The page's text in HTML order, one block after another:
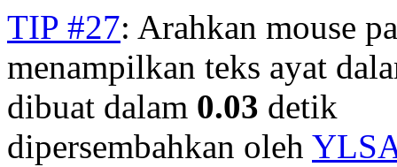
TIP #27: Arahkan mouse
menampilkan teks ayat
dibuat dalam 0.03 detik
dipersembahkan oleh